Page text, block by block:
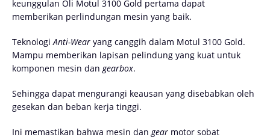
keunggulan Oli Motul 3100 Gold pertama dapat
memberikan perlindungan mesin yang baik.
TeknologiAnti-Wear yang canggih dalam Motul 3100 Gold.
Mampu memberikan lapisan pelindung yang kuat untuk
komponen mesin dangearbox.
Sehingga dapat mengurangi keausan yang disebabkan oleh
gesekan dan beban kerja tinggi.
Ini memastikan bahwa mesin dangear motor sobat